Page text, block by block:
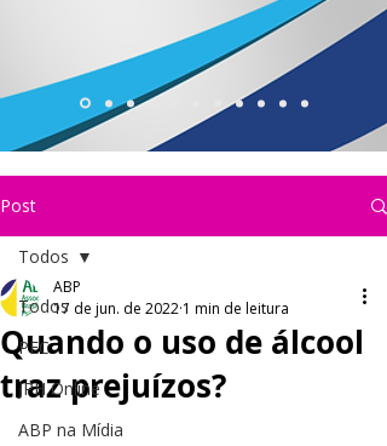
Post
Todos
PEC
JPH Online
ABP na Mídia
Todos
Quando o uso de álcool
traz prejuízos?
ABP
17 de jun. de 2022 1 min de leitura